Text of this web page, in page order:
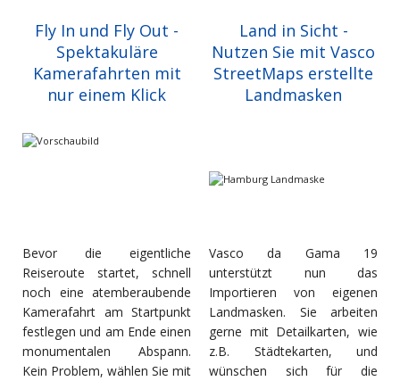
Fly In und Fly Out -
Spektakuläre
Kamerafahrten mit
nur einem Klick
Land in Sicht -
Nutzen Sie mit Vasco
StreetMaps erstellte
Landmasken
Bevor die eigentliche
Reiseroute startet, schnell
noch eine atemberaubende
Kamerafahrt am Startpunkt
festlegen und am Ende einen
monumentalen Abspann.
Kein Problem, wählen Sie mit
Vasco da Gama 19
unterstützt nun das
Importieren von eigenen
Landmasken. Sie arbeiten
gerne mit Detailkarten, wie
z.B. Städtekarten, und
wünschen sich für die